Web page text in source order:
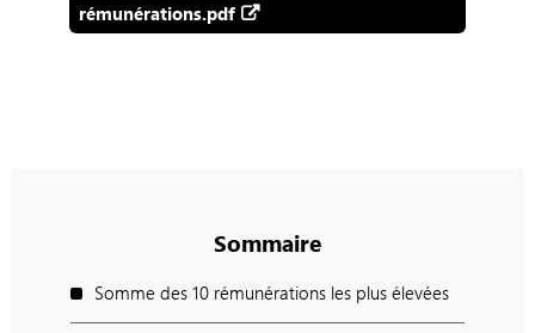
rémunérations.pdf
Sommaire
Somme des 10 rémunérations les plus élevées